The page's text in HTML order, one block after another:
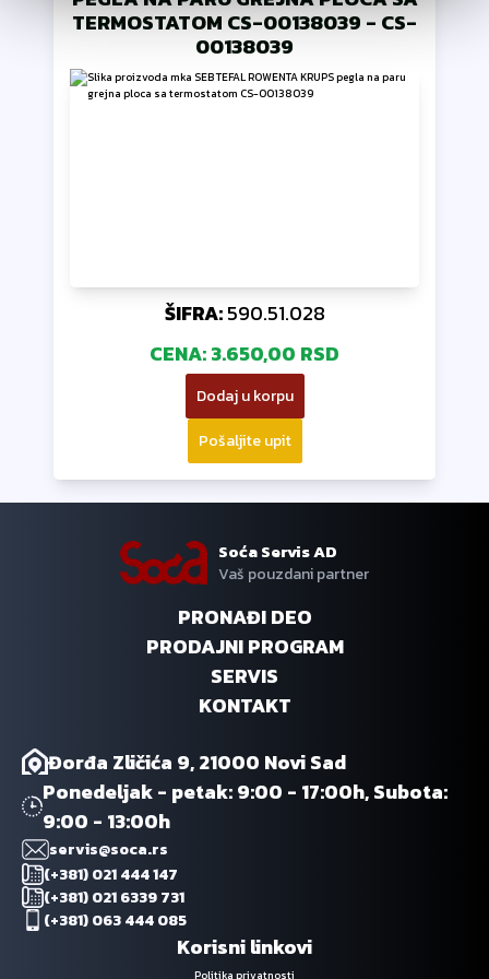
TERMOSTATOM CS-00138039 - CS-
00138039
ŠIFRA: 590.51.028
CENA:3.650,00 RSD
Dodaj u korpu
Pošaljite upit
Soća Servis AD
Vaš pouzdani partner
PRONAĐI DEO
PRODAJNI PROGRAM
SERVIS
KONTAKT
Đorđa Zličića 9, 21000 Novi Sad
Ponedeljak - petak: 9:00 - 17:00h, Subota:
9:00 - 13:00h
servis@soca.rs
(+381) 021 444 147
(+381) 021 6339 731
(+381) 063 444 085
Korisni linkovi
Politika privatnosti